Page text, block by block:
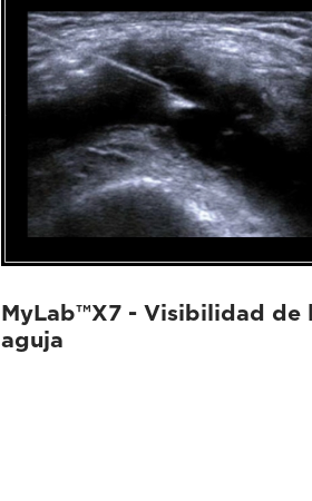
MyLab™X7 - Visibilidad de
aguja